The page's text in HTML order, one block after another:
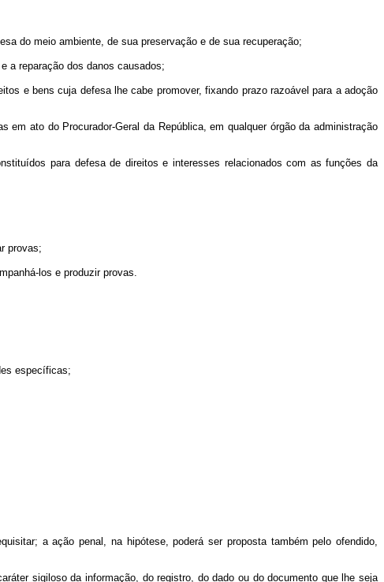
do meio ambiente, de sua preservação e de sua recuperação;
a reparação dos danos causados;
e bens cuja defesa lhe cabe promover, fixando prazo razoável para a adoção
ato do Procurador-Geral da República, em qualquer órgão da administração
para defesa de direitos e interesses relacionados com as funções da
provas;
los e produzir provas.
específicas;
a ação penal, na hipótese, poderá ser proposta também pelo ofendido,
sigiloso da informação, do registro, do dado ou do documento que lhe seja